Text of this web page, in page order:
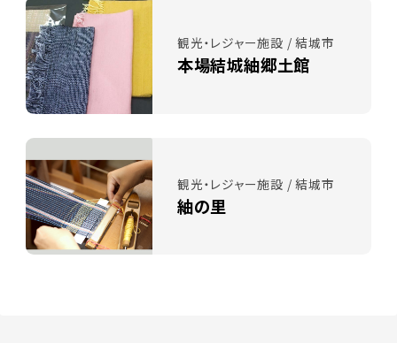
観光・レジャー施設 / 結城市
本場結城紬郷土館
観光・レジャー施設 / 結城市
紬の里